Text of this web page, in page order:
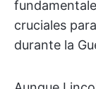
cruciales
durante la